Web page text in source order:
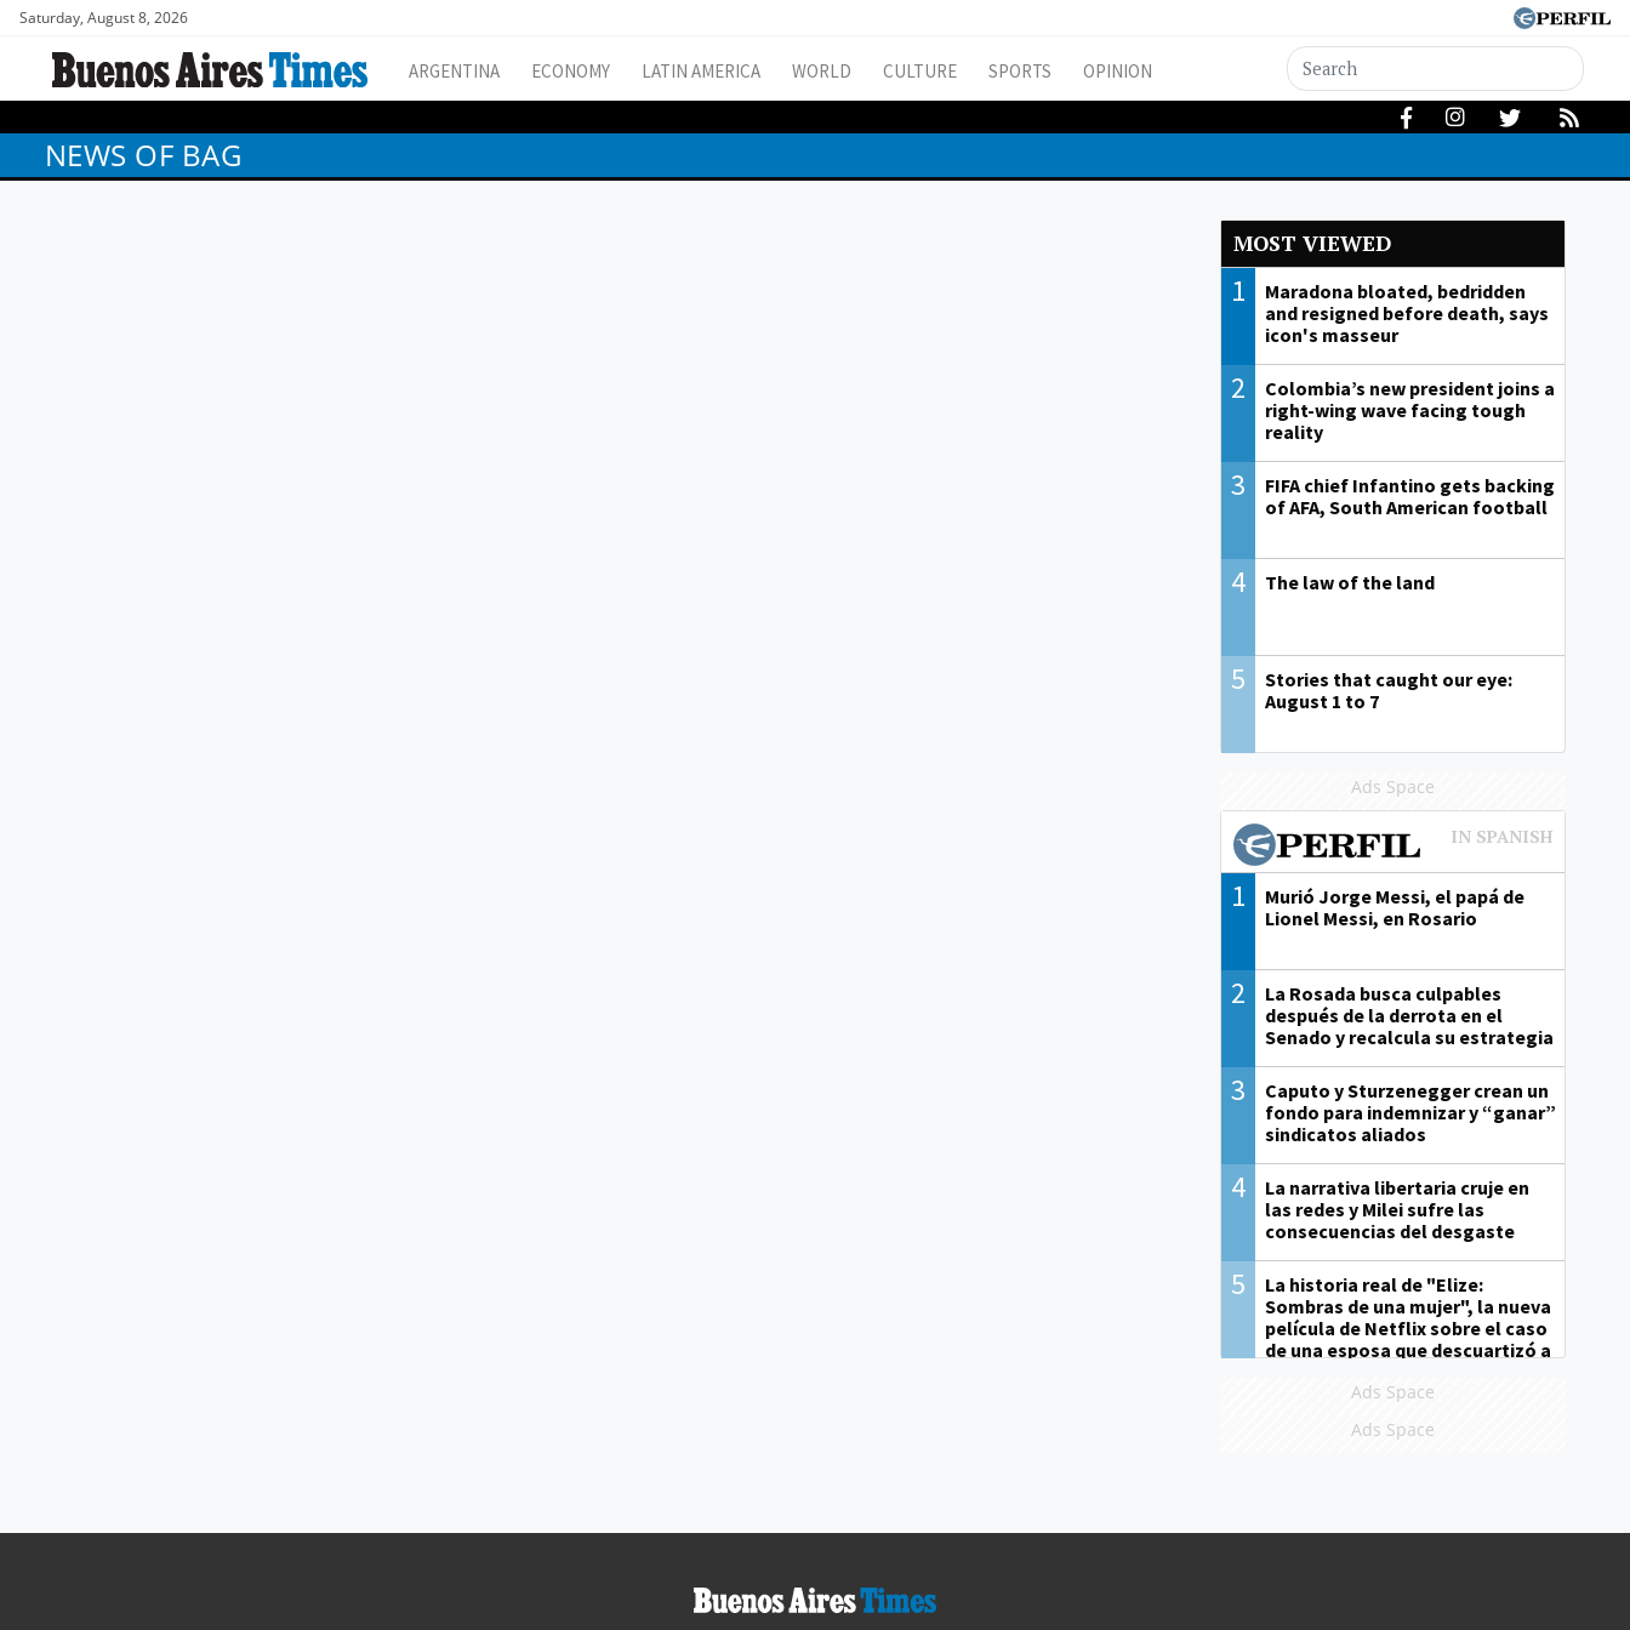
Saturday, August 8, 2026
ARGENTINA ECONOMY LATIN AMERICA WORLD CULTURE SPORTS OPINION
NEWS OF BAG
MOST VIEWED
1
Maradona bloated, bedridden
and resigned before death, says
icon's masseur
2
Colombia’s new president joins a
right-wing wave facing tough
reality
3
FIFA chief Infantino gets backing
of AFA, South American football
4 The law of the land
5
Stories that caught our eye:
August 1 to 7
Ads Space
1
Murió Jorge Messi, el papá de
Lionel Messi, en Rosario
2
La Rosada busca culpables
después de la derrota en el
Senado y recalcula su estrategia
3
Caputo y Sturzenegger crean un
fondo para indemnizar y “ganar”
sindicatos aliados
4
La narrativa libertaria cruje en
las redes y Milei sufre las
consecuencias del desgaste
5
La historia real de "Elize:
Sombras de una mujer", la nueva
película de Netflix sobre el caso
de una esposa que descuartizó a
Ads Space
Ads Space